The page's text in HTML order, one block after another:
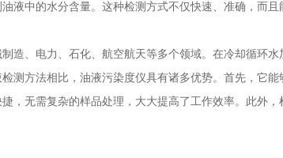
液中的水分含量。这种检测方式不仅快速、准确，而且
、电力、石化、航空航天等多个领域。在冷却循环水
测方法相比，油液污染度仪具有诸多优势。首先，它
，无需复杂的样品处理，大大提高了工作效率。此外